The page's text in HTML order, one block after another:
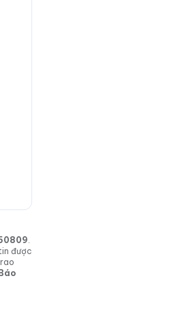
.
được